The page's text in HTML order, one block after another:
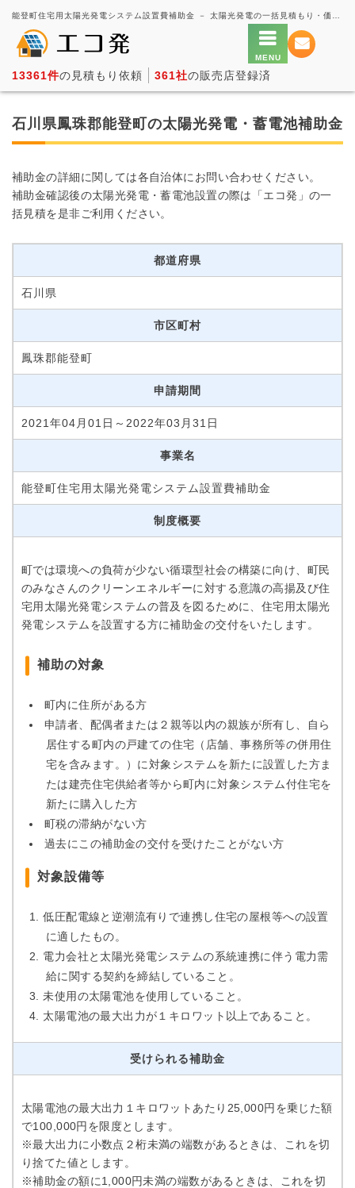
13361件の見積もり依頼 361社の販売店登録済
石川県鳳珠郡能登町の太陽光発電・蓄電池補助金
補助金の詳細に関しては各自治体にお問い合わせください。
補助金確認後の太陽光発電・蓄電池設置の際は「エコ発」の一
括見積を是非ご利用ください。
都道府県
石川県
市区町村
鳳珠郡能登町
申請期間
2021年04月01日～2022年03月31日
事業名
能登町住宅用太陽光発電システム設置費補助金
制度概要
町では環境への負荷が少ない循環型社会の構築に向け、町民
のみなさんのクリーンエネルギーに対する意識の高揚及び住
宅用太陽光発電システムの普及を図るために、住宅用太陽光
発電システムを設置する方に補助金の交付をいたします。
補助の対象
町内に住所がある方
申請者、配偶者または２親等以内の親族が所有し、自ら
居住する町内の戸建ての住宅（店舗、事務所等の併用住
宅を含みます。）に対象システムを新たに設置した方ま
たは建売住宅供給者等から町内に対象システム付住宅を
新たに購入した方
町税の滞納がない方
過去にこの補助金の交付を受けたことがない方
対象設備等
低圧配電線と逆潮流有りで連携し住宅の屋根等への設置
に適したもの。
電力会社と太陽光発電システムの系統連携に伴う電力需
給に関する契約を締結していること。
未使用の太陽電池を使用していること。
太陽電池の最大出力が１キロワット以上であること。
受けられる補助金
太陽電池の最大出力１キロワットあたり25,000円を乗じた額
で100,000円を限度とします。
※最大出力に小数点２桁未満の端数があるときは、これを切
り捨てた値とします。
※補助金の額に1,000円未満の端数があるときは、これを切